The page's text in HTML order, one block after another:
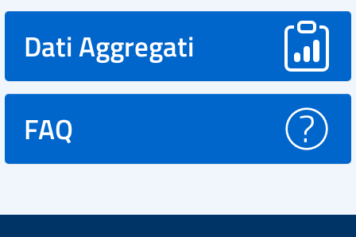
Dati Aggregati
FAQ